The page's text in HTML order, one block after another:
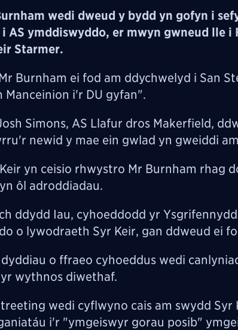
wedi dweud y bydd yn gofyn i
AS ymddiswyddo, er mwyn gwneud lle
Starmer.
Burnham ei fod am ddychwelyd i San
Manceinion i'r DU gyfan".
Simons, AS Llafur dros Makerfield,
newid y mae ein gwlad yn gweiddi
yn ceisio rhwystro Mr Burnham rhag
ôl adroddiadau.
ddydd Iau, cyhoeddodd yr
o lywodraeth Syr Keir, gan ddweud ei
o ffraeo cyhoeddus wedi
wythnos diwethaf.
wedi cyflwyno cais am swydd
i'r "ymgeiswyr gorau posib"